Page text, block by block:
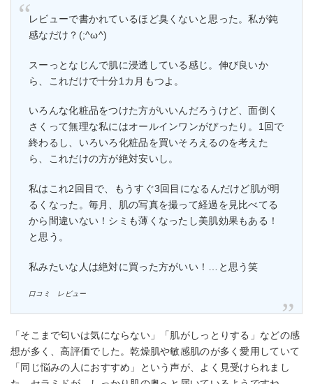
レビューで書かれているほど臭くないと思った。私が鈍
感なだけ？(;^ω^)
スーっとなじんで肌に浸透している感じ。伸び良いか
ら、これだけで十分1カ月もつよ。
いろんな化粧品をつけた方がいいんだろうけど、面倒く
さくって無理な私にはオールインワンがぴったり。1回で
終わるし、いろいろ化粧品を買いそろえるのを考えた
ら、これだけの方が絶対安いし。
私はこれ2回目で、もうすぐ3回目になるんだけど肌が明
るくなった。毎月、肌の写真を撮って経過を見比べてる
から間違いない！シミも薄くなったし美肌効果もある！
と思う。
私みたいな人は絶対に買った方がいい！…と思う笑
口コミ レビュー
「そこまで匂いは気にならない」「肌がしっとりする」などの感
想が多く、高評価でした。乾燥肌や敏感肌のが多く愛用していて
「同じ悩みの人におすすめ」という声が、よく見受けられまし